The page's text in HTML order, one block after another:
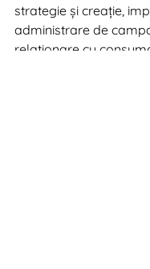
strategie și creație,
administrare de
relaționare cu